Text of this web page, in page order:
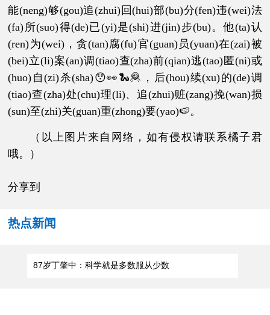
能(neng)够(gou)追(zhui)回(hui)部(bu)分(fen)违(wei)法
(fa)所(suo)得(de)已(yi)是(shi)进(jin)步(bu)。他(ta)认
(ren)为(wei)，贪(tan)腐(fu)官(guan)员(yuan)在(zai)被
(bei)立(li)案(an)调(tiao)查(zha)前(qian)逃(tao)匿(ni)或
(huo)自(zi)杀(sha)😯👀🐍🦧，后(hou)续(xu)的(de)调
(tiao)查(zha)处(chu)理(li)、追(zhui)赃(zang)挽(wan)损
(sun)至(zhi)关(guan)重(zhong)要(yao)🍉。
（以上图片来自网络，如有侵权请联系橘子君
哦。）
分享到
热点新闻